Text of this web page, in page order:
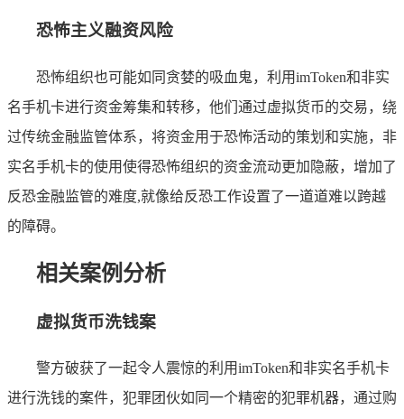
恐怖主义融资风险
恐怖组织也可能如同贪婪的吸血鬼，利用imToken和非实
名手机卡进行资金筹集和转移，他们通过虚拟货币的交易，绕
过传统金融监管体系，将资金用于恐怖活动的策划和实施，非
实名手机卡的使用使得恐怖组织的资金流动更加隐蔽，增加了
反恐金融监管的难度,就像给反恐工作设置了一道道难以跨越
的障碍。
相关案例分析
虚拟货币洗钱案
警方破获了一起令人震惊的利用imToken和非实名手机卡
进行洗钱的案件，犯罪团伙如同一个精密的犯罪机器，通过购